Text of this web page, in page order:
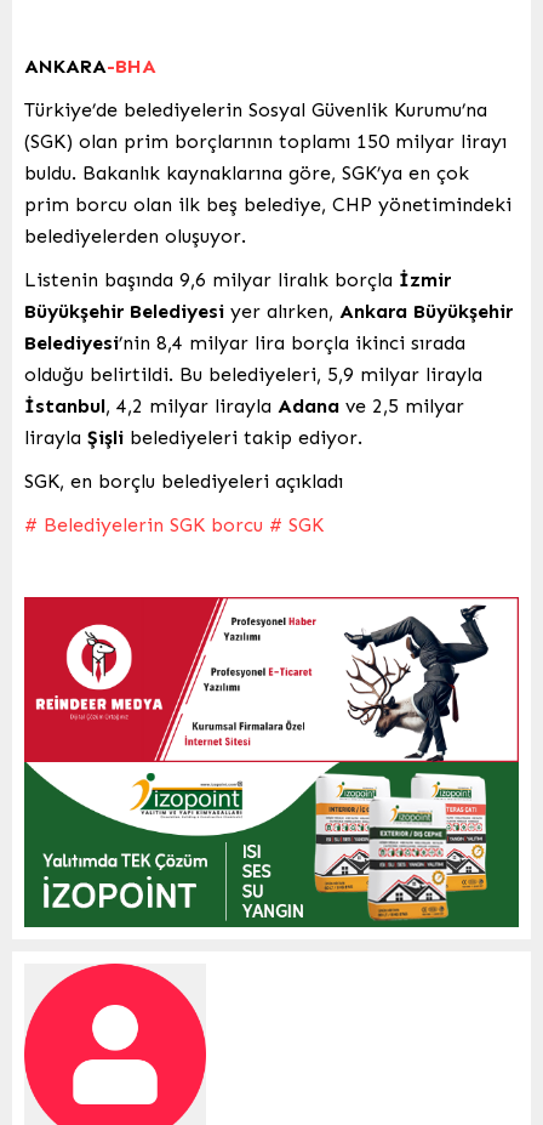
ANKARA-BHA
Türkiye’de belediyelerin Sosyal Güvenlik Kurumu’na
(SGK) olan prim borçlarının toplamı 150 milyar lirayı
buldu. Bakanlık kaynaklarına göre, SGK’ya en çok
prim borcu olan ilk beş belediye, CHP yönetimindeki
belediyelerden oluşuyor.
Listenin başında 9,6 milyar liralık borçla İzmir
Büyükşehir Belediyesi yer alırken, Ankara Büyükşehir
Belediyesi’nin 8,4 milyar lira borçla ikinci sırada
olduğu belirtildi. Bu belediyeleri, 5,9 milyar lirayla
İstanbul, 4,2 milyar lirayla Adana ve 2,5 milyar
lirayla Şişli belediyeleri takip ediyor.
SGK, en borçlu belediyeleri açıkladı
# Belediyelerin SGK borcu # SGK